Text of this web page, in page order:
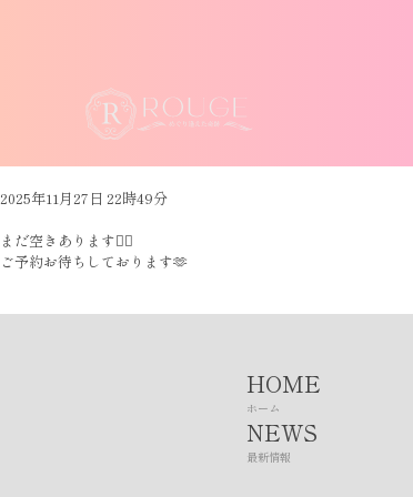
2025年11月27日 22時49分
まだ空きあります🙆‍♀️
ご予約お待ちしております🫶
HOME
ホーム
NEWS
最新情報